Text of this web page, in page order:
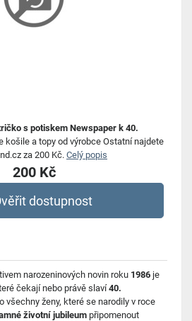
s potiskem Newspaper k 40.
košile a topy od výrobce Ostatní najdete
za 200 Kč. Celý popis
200 Kč
dostupnost
narozeninových novin roku 1986 je
čekají nebo právě slaví40.
všechny ženy, které se narodily v roce
životní jubileum připomenout